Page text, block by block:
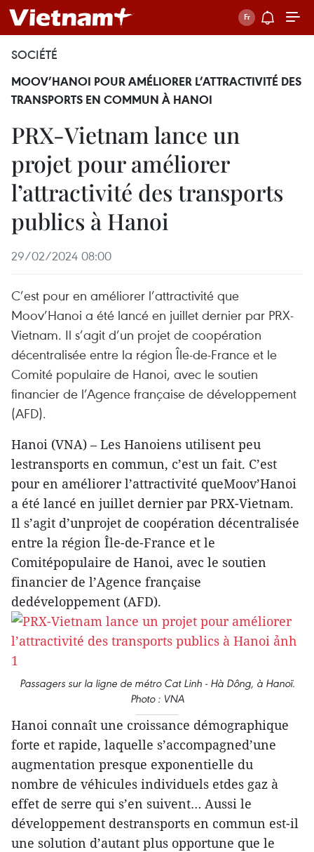
SOCIÉTÉ
MOOV’HANOI POUR AMÉLIORER L’ATTRACTIVITÉ DES
TRANSPORTS EN COMMUN À HANOI
PRX-Vietnam lance un
projet pour améliorer
l’attractivité des transports
publics à Hanoi
29/02/2024 08:00
C’est pour en améliorer l’attractivité que
Moov’Hanoi a été lancé en juillet dernier par PRX-
Vietnam. Il s’agit d’un projet de coopération
décentralisée entre la région Île-de-France et le
Comité populaire de Hanoi, avec le soutien
financier de l’Agence française de développement
(AFD).
Hanoi (VNA) – Les Hanoiens utilisent peu
lestransports en commun, c’est un fait. C’est
pour en améliorer l’attractivité queMoov’Hanoi
a été lancé en juillet dernier par PRX-Vietnam.
Il s’agit d’unprojet de coopération décentralisée
entre la région Île-de-France et le
Comitépopulaire de Hanoi, avec le soutien
financier de l’Agence française
dedéveloppement (AFD).
Passagers sur la ligne de métro Cat Linh - Hà Dông, à Hanoï.
Photo : VNA
Hanoi connaît une croissance démographique
forte et rapide, laquelle s’accompagned’une
augmentation presque exponentielle du
nombre de véhicules individuels etdes gaz à
effet de serre qui s’en suivent… Aussi le
développement destransports en commun est-il
une solution d’autant plus opportune que le